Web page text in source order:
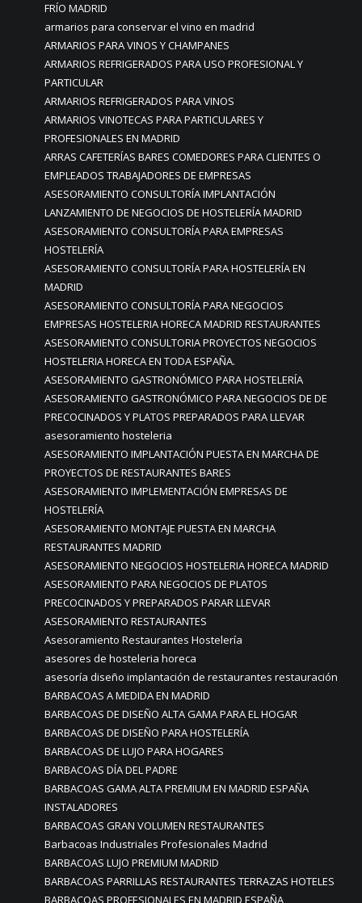
FRÍO MADRID
armarios para conservar el vino en madrid
ARMARIOS PARA VINOS Y CHAMPANES
ARMARIOS REFRIGERADOS PARA USO PROFESIONAL Y
PARTICULAR
ARMARIOS REFRIGERADOS PARA VINOS
ARMARIOS VINOTECAS PARA PARTICULARES Y
PROFESIONALES EN MADRID
ARRAS CAFETERÍAS BARES COMEDORES PARA CLIENTES O
EMPLEADOS TRABAJADORES DE EMPRESAS
ASESORAMIENTO CONSULTORÍA IMPLANTACIÓN
LANZAMIENTO DE NEGOCIOS DE HOSTELERÍA MADRID
ASESORAMIENTO CONSULTORÍA PARA EMPRESAS
HOSTELERÍA
ASESORAMIENTO CONSULTORÍA PARA HOSTELERÍA EN
MADRID
ASESORAMIENTO CONSULTORÍA PARA NEGOCIOS
EMPRESAS HOSTELERIA HORECA MADRID RESTAURANTES
ASESORAMIENTO CONSULTORIA PROYECTOS NEGOCIOS
HOSTELERIA HORECA EN TODA ESPAÑA.
ASESORAMIENTO GASTRONÓMICO PARA HOSTELERÍA
ASESORAMIENTO GASTRONÓMICO PARA NEGOCIOS DE DE
PRECOCINADOS Y PLATOS PREPARADOS PARA LLEVAR
asesoramiento hosteleria
ASESORAMIENTO IMPLANTACIÓN PUESTA EN MARCHA DE
PROYECTOS DE RESTAURANTES BARES
ASESORAMIENTO IMPLEMENTACIÓN EMPRESAS DE
HOSTELERÍA
ASESORAMIENTO MONTAJE PUESTA EN MARCHA
RESTAURANTES MADRID
ASESORAMIENTO NEGOCIOS HOSTELERIA HORECA MADRID
ASESORAMIENTO PARA NEGOCIOS DE PLATOS
PRECOCINADOS Y PREPARADOS PARAR LLEVAR
ASESORAMIENTO RESTAURANTES
Asesoramiento Restaurantes Hostelería
asesores de hosteleria horeca
asesoría diseño implantación de restaurantes restauración
BARBACOAS A MEDIDA EN MADRID
BARBACOAS DE DISEÑO ALTA GAMA PARA EL HOGAR
BARBACOAS DE DISEÑO PARA HOSTELERÍA
BARBACOAS DE LUJO PARA HOGARES
BARBACOAS DÍA DEL PADRE
BARBACOAS GAMA ALTA PREMIUM EN MADRID ESPAÑA
INSTALADORES
BARBACOAS GRAN VOLUMEN RESTAURANTES
Barbacoas Industriales Profesionales Madrid
BARBACOAS LUJO PREMIUM MADRID
BARBACOAS PARRILLAS RESTAURANTES TERRAZAS HOTELES
BARBACOAS PROFESIONALES EN MADRID ESPAÑA